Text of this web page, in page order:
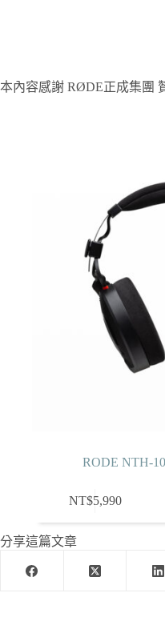
本內容感謝 RØDE正成集團
RODE NTH-
NT$5,990
分享這篇文章